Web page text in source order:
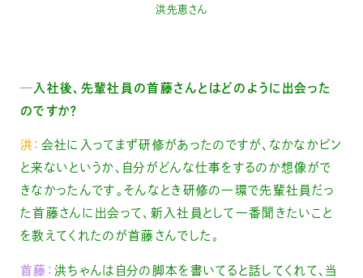
洪先恵さん
─入社後、先輩社員の首藤さんとはどのように出会った
のですか？
洪： 会社に入ってまず研修があったのですが、なかなかピン
と来ないというか、自分がどんな仕事をするのか想像がで
きなかったんです。そんなとき研修の一環で先輩社員だっ
た首藤さんに出会って、新入社員として一番聞きたいこと
を教えてくれたのが首藤さんでした。
首藤：洪ちゃんは自分の脚本を書いてると話してくれて、当